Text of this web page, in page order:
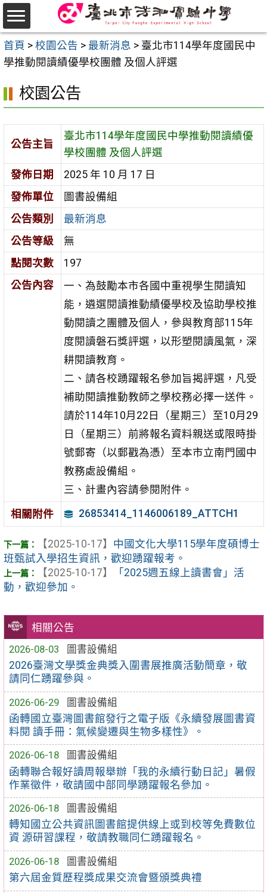
跳
至
主
要
區
首頁 > 校園公告 > 最新消息 > 臺北市114學年度國民中
學推動閱讀績優學校團體 及個人評選
相關公告
2026-08-03
圖書設備組
2026臺灣文學獎金典獎入圍書展推廣活動簡章，敬
請同仁踴躍參與。
2026-06-29
圖書設備組
函轉國立臺灣圖書館發行之電子版《永續發展圖書資
料閱 讀手冊：氣候變遷與生物多樣性》。
2026-06-18
圖書設備組
函轉聯合報好讀周報舉辦「我的永續行動日記」暑假
作業徵件，敬請國中部同學踴躍報名參加。
2026-06-18
圖書設備組
轉知國立公共資訊圖書館提供線上或到校等免費數位
資 源研習課程，敬請教職同仁踴躍報名。
2026-06-18
圖書設備組
第六屆金質歷程獎成果交流會暨頒獎典禮
校園公告
公告主旨
臺北市114學年度國民中學推動閱讀績優
學校團體 及個人評選
發佈日期
2025 年 10 月 17 日
發佈單位
圖書設備組
公告類別
最新消息
公告等級
無
點閱次數
197
公告內容
一、為鼓勵本市各國中重視學生閱讀知
能，遴選閱讀推動績優學校及協助學校推
動閱讀之團體及個人，參與教育部115年
度閱讀磐石獎評選，以形塑閱讀風氣，深
耕閱讀教育。
二、請各校踴躍報名參加旨揭評選，凡受
補助閱讀推動教師之學校務必擇一送件。
請於114年10月22日（星期三）至10月29
日（星期三）前將報名資料親送或限時掛
號郵寄（以郵戳為憑）至本市立南門國中
教務處設備組。
三、計畫內容請參閱附件。
相關附件 26853414_1146006189_ATTCH1
【2025-10-17】 中國文化大學115學年度碩博士
班甄試入學招生資訊，歡迎踴躍報考。
【2025-10-17】
「2025週五線上讀書會」活
動，歡迎參加。
選
單